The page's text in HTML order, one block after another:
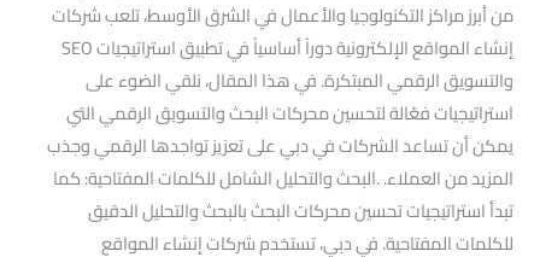
من أبرز مراكز التكنولوجيا والأعمال في الشرق الأوسط، تلعب شركات
إنشاء المواقع الإلكترونية دوراً أساسياً في تطبيق استراتيجيات SEO
والتسويق الرقمي المبتكرة. في هذا المقال، نلقي الضوء على
استراتيجيات فعّالة لتحسين محركات البحث والتسويق الرقمي التي
يمكن أن تساعد الشركات في دبي على تعزيز تواجدها الرقمي وجذب
المزيد من العملاء. .البحث والتحليل الشامل للكلمات المفتاحية: كما
تبدأ استراتيجيات تحسين محركات البحث بالبحث والتحليل الدقيق
للكلمات المفتاحية. في دبي، تستخدم شركات إنشاء المواقع